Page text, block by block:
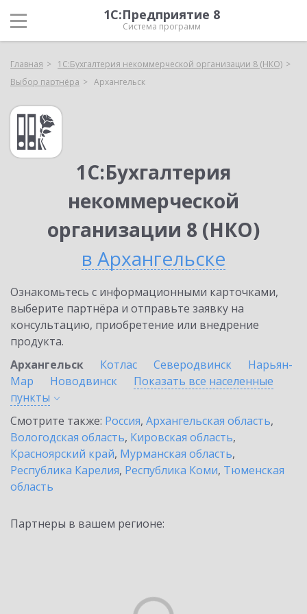
1С:Предприятие 8
Система программ
Главная
1С:Бухгалтерия некоммерческой организации 8 (НКО)
Выбор партнёра
Архангельск
1С:Бухгалтерия
некоммерческой
организации 8 (НКО)
в Архангельске
Ознакомьтесь с информационными карточками,
выберите партнёра и отправьте заявку на
консультацию, приобретение или внедрение
продукта.
Архангельск
Котлас Северодвинск
Нарьян-
Мар
Новодвинск
Показать все населенные
пункты
Смотрите также: Россия, Архангельская область,
Вологодская область, Кировская область,
Красноярский край, Мурманская область,
Республика Карелия, Республика Коми, Тюменская
область
Партнеры в вашем регионе: